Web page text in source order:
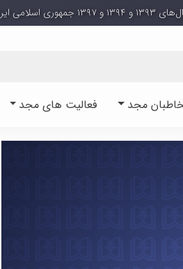
اسلامی ایران
مجد فعالیت های مجد